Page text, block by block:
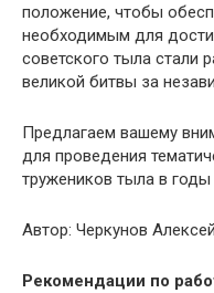
положение, чтобы
необходимым для
советского тыла стали
великой битвы за
Предлагаем вашему
для проведения
тружеников тыла в
Автор: Черкунов
Рекомендации по